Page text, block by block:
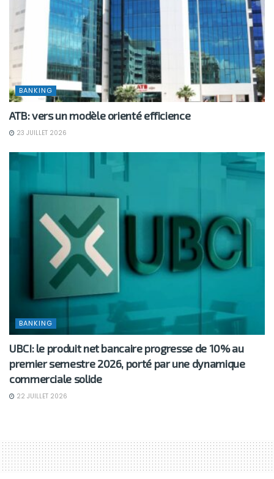
BANKING
ATB: vers un modèle orienté efficience
23 JUILLET 2026
BANKING
UBCI: le produit net bancaire progresse de 10% au
premier semestre 2026, porté par une dynamique
commerciale solide
22 JUILLET 2026